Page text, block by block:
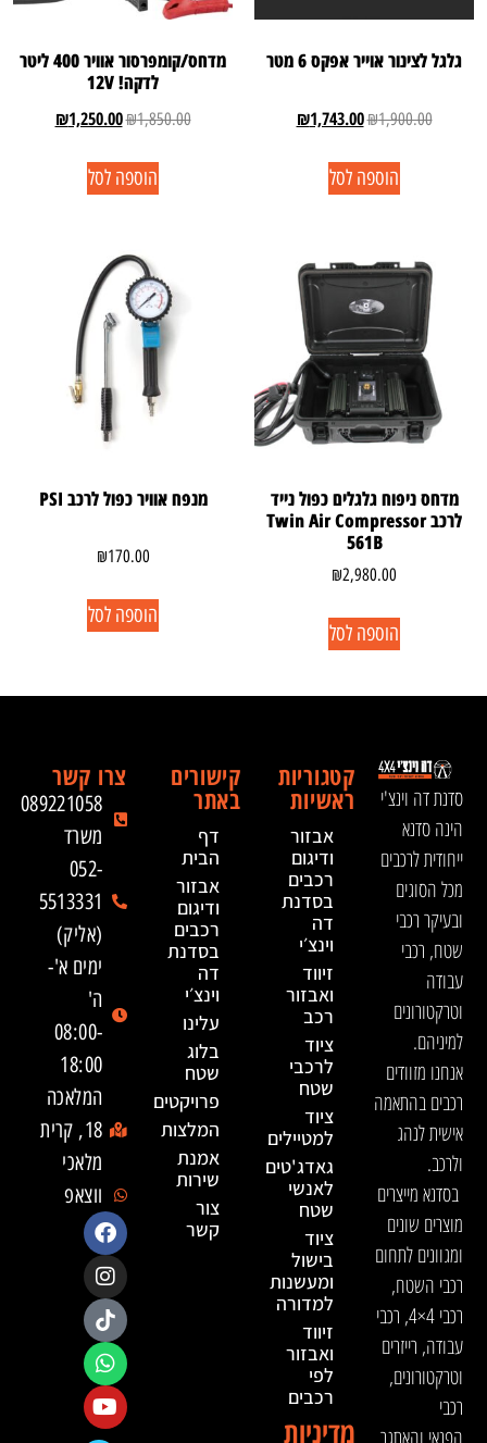
גלגל לצינור אוייר אפקס 6 מטר
₪1,900.00
₪1,743.00
הוספה לסל
מדחס/קומפרסור אוויר 400 ליטר
לדקה! 12V
₪1,850.00
₪1,250.00
הוספה לסל
מדחס ניפוח גלגלים כפול נייד
לרכב Twin Air Compressor
561B
₪2,980.00
הוספה לסל
מנפח אוויר כפול לרכב PSI
₪170.00
הוספה לסל
סדנת דה וינצ'י
הינה סדנא
ייחודית לרכבים
מכל הסוגים
ובעיקר רכבי
שטח, רכבי
עבודה
וטרקטורונים
למיניהם.
אנחנו מזוודים
רכבים בהתאמה
אישית לנהג
ולרכב.
בסדנא מייצרים
מוצרים שונים
ומגוונים לתחום
רכבי השטח,
רכבי 4×4, רכבי
עבודה, רייזרים
וטרקטורונים,
רכבי
קטגוריות
ראשיות
אבזור
ודיגום
רכבים
בסדנת
דה
וינצ׳י
זיווד
ואבזור
רכב
ציוד
לרכבי
שטח
ציוד
למטיילים
גאדג'טים
לאנשי
שטח
ציוד
בישול
ומעשנות
למדורה
זיווד
ואבזור
לפי
רכבים
מדיניות
קישורים
באתר
דף
הבית
אבזור
ודיגום
רכבים
בסדנת
דה
וינצ׳י
עלינו
בלוג
שטח
פרויקטים
המלצות
אמנת
שירות
צור
קשר
צרו קשר
089221058
משרד
052-
5513331
(אליק)
ימים א'-
ה'
08:00-
18:00
המלאכה
18, קרית
מלאכי
ווצאפ